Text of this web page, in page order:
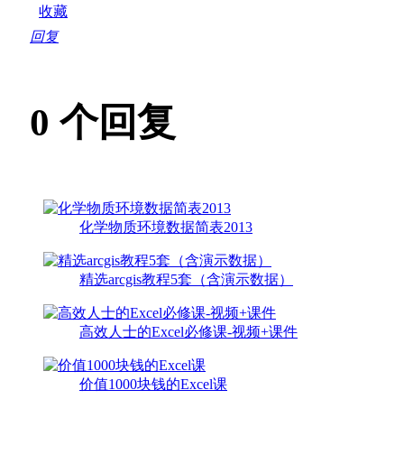
收藏
回复
0 个回复
化学物质环境数据简表2013
精选arcgis教程5套（含演示数据）
高效人士的Excel必修课-视频+课件
价值1000块钱的Excel课